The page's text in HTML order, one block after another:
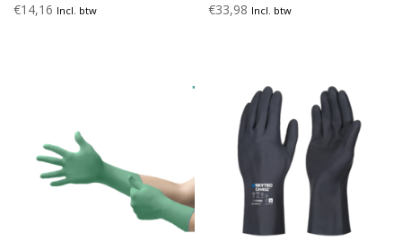
€14,16 Incl. btw €33,98 Incl. btw